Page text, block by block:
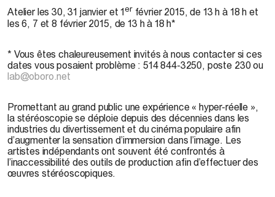
Atelierles 30, 31 janvier et 1erfévrier 2015, de 13 h à 18 h et
les 6, 7 et 8 février 2015, de 13 h à 18 h*
* Vous êtes chaleureusement invités à nous contacter si ces
dates vous posaient problème : 514 844-3250, poste 230 ou
lab@oboro.net
Promettant au grand public une expérience « hyper-réelle »,
la stéréoscopie se déploie depuis des décennies dans les
industries du divertissement et du cinéma populaire afin
d’augmenter la sensation d’immersion dans l’image. Les
artistes indépendants ont souvent été confrontés à
l’inaccessibilité des outils de production afin d’effectuer des
œuvres stéréoscopiques.